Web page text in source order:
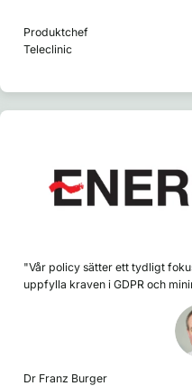
Produktchef
Teleclinic
"Vår policy sätter ett tydligt
uppfylla kraven i GDPR och
Dr Franz Burger